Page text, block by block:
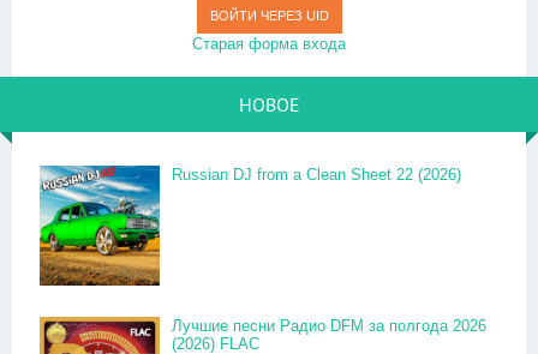
ВОЙТИ ЧЕРЕЗ UID
Старая форма входа
НОВОЕ
Russian DJ from a Clean Sheet 22 (2026)
Лучшие песни Радио DFM за полгода 2026
(2026) FLAC